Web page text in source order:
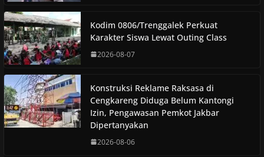
Kodim 0806/Trenggalek Perkuat
Karakter Siswa Lewat Outing Class
2026-08-07
Konstruksi Reklame Raksasa di
Cengkareng Diduga Belum Kantongi
Izin, Pengawasan Pemkot Jakbar
Dipertanyakan
2026-08-06